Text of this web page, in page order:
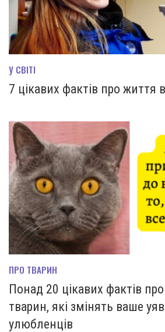
У СВІТІ
7 цікавих фактів про життя
ПРО ТВАРИН
Понад 20 цікавих фактів
тварин, які змінять ваше
улюбленців